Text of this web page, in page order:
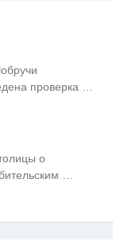
проверка
о